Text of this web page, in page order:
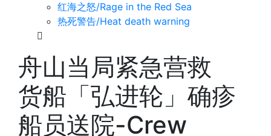
红海之怒/Rage in the Red Sea
热死警告/Heat death warning
舟山当局紧急营救
货船「弘进轮」确疹
船员送院-Crew